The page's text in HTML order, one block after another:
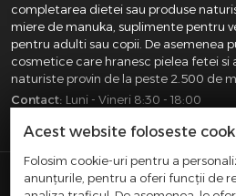
completarea dietei sau produse
miere de manuka, suplimente pentru
pentru adulti sau copii. De asemenea
cosmetice care hranesc pielea fetei si
naturiste provin de la peste 2.500 de
Contact: Luni - Vineri 8:30 - 18:00
SAM DISTRIBUTION S.R.L.-
Acest website foloseste
Folosim cookie-uri pentru a
anunțurile, pentru a oferi funcții de